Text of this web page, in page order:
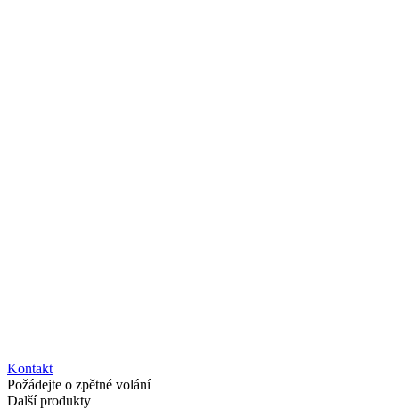
Kontakt
Požádejte o zpětné volání
Další produkty